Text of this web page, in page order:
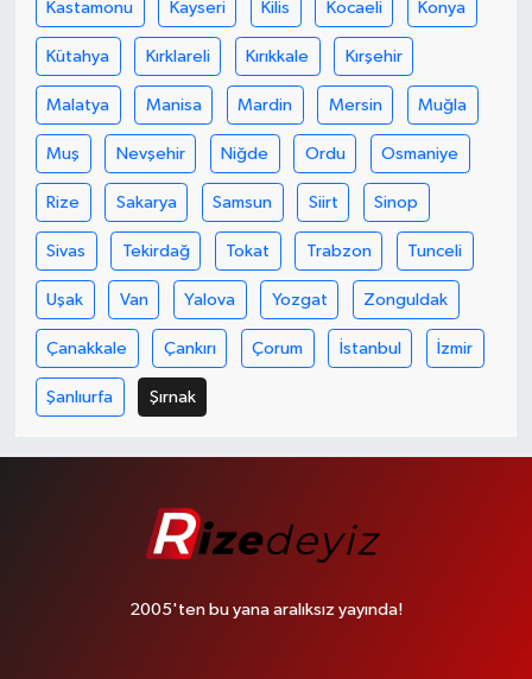
Kastamonu Kayseri Kilis Kocaeli Konya
Kütahya Kırklareli Kırıkkale Kırşehir
Malatya Manisa Mardin Mersin Muğla
Muş Nevşehir Niğde Ordu Osmaniye
Rize Sakarya Samsun Siirt Sinop
Sivas Tekirdağ Tokat Trabzon Tunceli
Uşak Van Yalova Yozgat Zonguldak
Çanakkale Çankırı Çorum İstanbul İzmir
Şanlıurfa Şırnak
2005'ten bu yana aralıksız yayında!